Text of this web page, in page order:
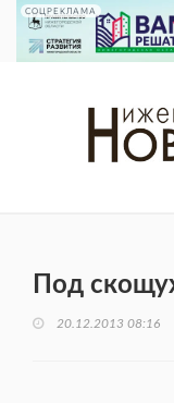
СОЦРЕКЛАМА
Под
20.12.2013 08:16